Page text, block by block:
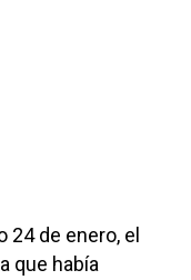
24 de enero, el
que había